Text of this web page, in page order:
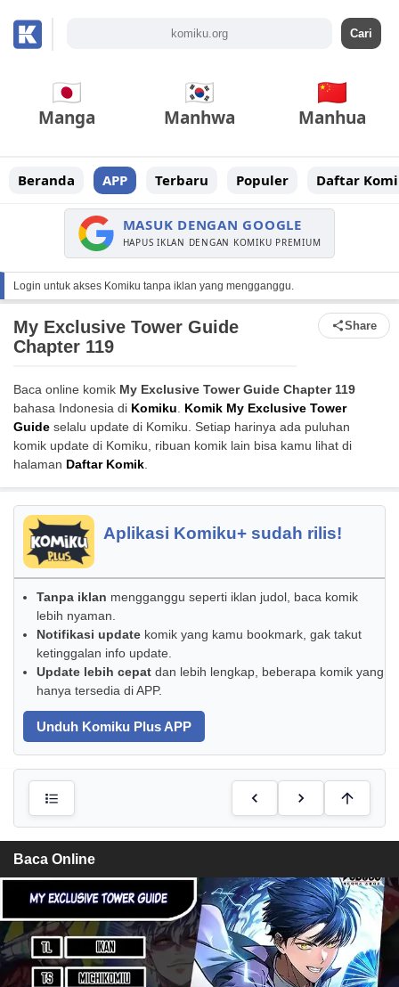
Manga Manhwa Manhua
Beranda APP Terbaru Populer Daftar
MASUK DENGAN GOOGLE
HAPUS IKLAN DENGAN KOMIKU PREMIUM
Login untuk akses Komiku tanpa iklan yang mengganggu.
My Exclusive Tower Guide
Chapter 119
Share
Baca online komik My Exclusive Tower Guide Chapter 119
bahasa Indonesia di Komiku. Komik My Exclusive Tower
Guide selalu update di Komiku. Setiap harinya ada puluhan
komik update di Komiku, ribuan komik lain bisa kamu lihat di
halaman Daftar Komik.
Aplikasi Komiku+ sudah rilis!
Tanpa iklan mengganggu seperti iklan judol, baca komik
lebih nyaman.
Notifikasi update komik yang kamu bookmark, gak takut
ketinggalan info update.
Update lebih cepat dan lebih lengkap, beberapa komik yang
hanya tersedia di APP.
Unduh Komiku Plus APP
Baca Online